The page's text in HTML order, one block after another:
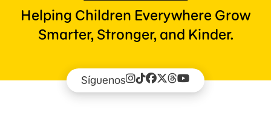
Helping Children Everywhere Grow
Smarter, Stronger, and Kinder.
Síguenos